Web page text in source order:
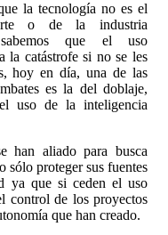
la tecnología no es el
o de la industria
sabemos que el uso
la catástrofe si no se les
hoy en día, una de las
es la del doblaje,
uso de la inteligencia
han aliado para busca
sólo proteger sus fuentes
ya que si ceden el uso
control de los proyectos
que han creado.